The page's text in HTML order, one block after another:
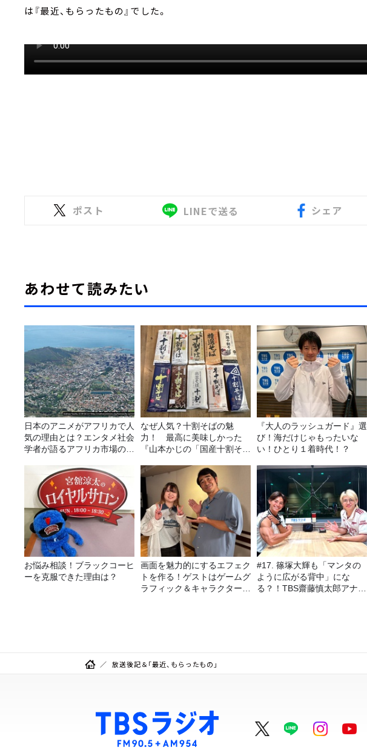
は『最近、もらったもの』でした。
ポスト LINEで送る シェア
あわせて読みたい
日本のアニメがアフリカで人
気の理由とは？エンタメ社会
学者が語るアフリカ市場のリ
なぜ人気？十割そばの魅
力！ 最高に美味しかった
『山本かじの「国産十割そ
種食べ比べ】
『大人のラッシュガード』選
び！海だけじゃもったいな
い！ひとり１着時代！？
お悩み相談！ブラックコーヒ
ーを克服できた理由は？
画面を魅力的にするエフェク
トを作る！ゲストはゲームグ
ラフィック＆キャラクター専
#17. 篠塚大輝も「マンタの
ように広がる背中」にな
る？！TBS齋藤慎太郎アナに
放送後記＆「最近、もらったもの」